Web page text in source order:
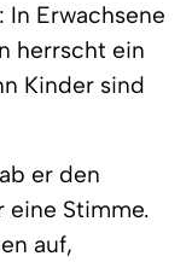
In Erwachsene
herrscht ein
Kinder sind
er den
eine Stimme.
auf,